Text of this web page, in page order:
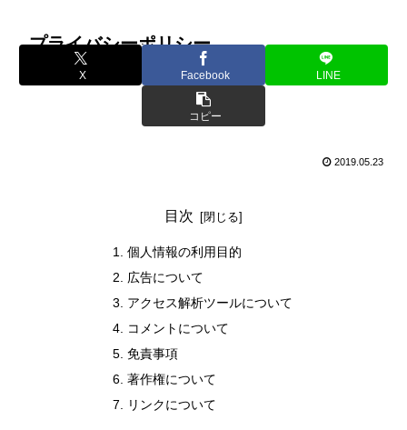
プライバシーポリシー
X Facebook LINE
コピー
2019.05.23
目次
個人情報の利用目的
広告について
アクセス解析ツールについて
コメントについて
免責事項
著作権について
リンクについて
ホーム